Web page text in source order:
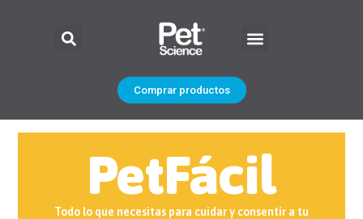
Comprar productos
PetFácil
Todo lo que necesitas para cuidar y consentir a tu